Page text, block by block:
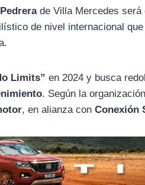
de Villa Mercedes será
de nivel internacional
Limits” en 2024 y busca
. Según la
, en alianza conConexión